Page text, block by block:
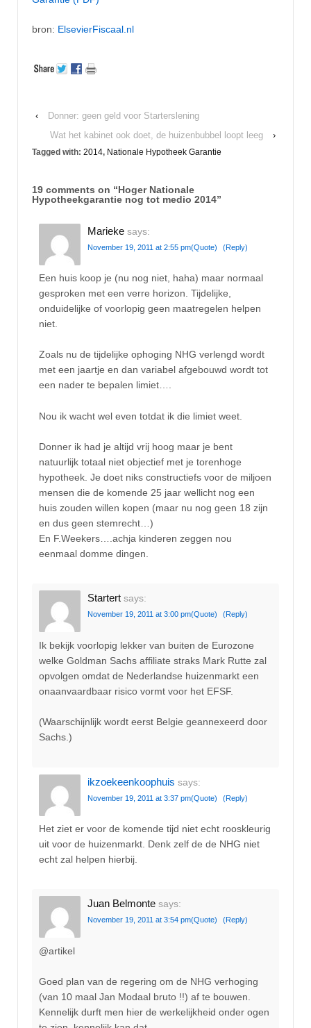
bron: ElsevierFiscaal.nl
‹
Donner: geen geld voor Starterslening
Wat het kabinet ook doet, de huizenbubbel loopt leeg
›
Tagged with: 2014, Nationale Hypotheek Garantie
19 comments on “Hoger Nationale
Hypotheekgarantie nog tot medio 2014”
Marieke says:
November 19, 2011 at 2:55 pm(Quote) (Reply)
Een huis koop je (nu nog niet, haha) maar normaal
gesproken met een verre horizon. Tijdelijke,
onduidelijke of voorlopig geen maatregelen helpen
niet.
Zoals nu de tijdelijke ophoging NHG verlengd wordt
met een jaartje en dan variabel afgebouwd wordt tot
een nader te bepalen limiet….
Nou ik wacht wel even totdat ik die limiet weet.
Donner ik had je altijd vrij hoog maar je bent
natuurlijk totaal niet objectief met je torenhoge
hypotheek. Je doet niks constructiefs voor de miljoen
mensen die de komende 25 jaar wellicht nog een
huis zouden willen kopen (maar nu nog geen 18 zijn
en dus geen stemrecht…)
En F.Weekers….achja kinderen zeggen nou
eenmaal domme dingen.
Startert says:
November 19, 2011 at 3:00 pm(Quote) (Reply)
Ik bekijk voorlopig lekker van buiten de Eurozone
welke Goldman Sachs affiliate straks Mark Rutte zal
opvolgen omdat de Nederlandse huizenmarkt een
onaanvaardbaar risico vormt voor het EFSF.
(Waarschijnlijk wordt eerst Belgie geannexeerd door
Sachs.)
ikzoekeenkoophuis says:
November 19, 2011 at 3:37 pm(Quote) (Reply)
Het ziet er voor de komende tijd niet echt rooskleurig
uit voor de huizenmarkt. Denk zelf de de NHG niet
echt zal helpen hierbij.
Juan Belmonte says:
November 19, 2011 at 3:54 pm(Quote) (Reply)
@artikel
Goed plan van de regering om de NHG verhoging
(van 10 maal Jan Modaal bruto !!) af te bouwen.
Kennelijk durft men hier de werkelijkheid onder ogen